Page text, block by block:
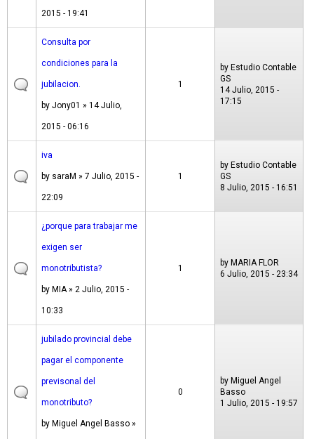
2015 - 19:41
Consulta por
condiciones para la
jubilacion.
by Jony01 » 14 Julio,
2015 - 06:16
1
by Estudio Contable
GS
14 Julio, 2015 -
17:15
iva
by saraM » 7 Julio, 2015 -
22:09
1
by Estudio Contable
GS
8 Julio, 2015 - 16:51
¿porque para trabajar me
exigen ser
monotributista?
by MIA» 2 Julio, 2015 -
10:33
1
by MARIA FLOR
6 Julio, 2015 - 23:34
jubilado provincial debe
pagar el componente
previsonal del
monotributo?
by Miguel Angel Basso »
0
by Miguel Angel
Basso
1 Julio, 2015 - 19:57